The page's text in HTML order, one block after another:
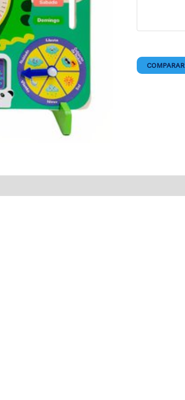
COMPARAR